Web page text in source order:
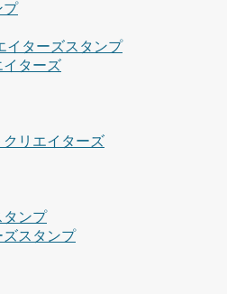
プ
イターズスタンプ
イターズ
リエイターズ
タンプ
ズスタンプ